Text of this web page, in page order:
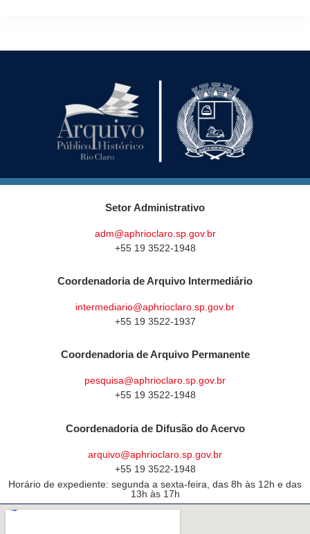
Setor Administrativo
adm@aphrioclaro.sp.gov.br
+55 19 3522-1948
Coordenadoria de Arquivo Intermediário
intermediario@aphrioclaro.sp.gov.br
+55 19 3522-1937
Coordenadoria de Arquivo Permanente
pesquisa@aphrioclaro.sp.gov.br
+55 19 3522-1948
Coordenadoria de Difusão do Acervo
arquivo@aphrioclaro.sp.gov.br
+55 19 3522-1948
Horário de expediente: segunda a sexta-feira, das 8h às 12h e das
13h às 17h